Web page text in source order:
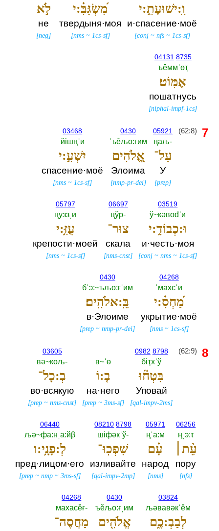
וִֽ:ישׁוּעָתִ֑:י
и·спасение·моё
[conj~ nfs~ 1cs-sf]
מִ֝שְׂגַּבִּ֗:י
твердыня·моя
[nms~ 1cs-sf]
לֹ֣א
не
[neg]
04131 8735
ъěммˈөҭ
אֶמּֽוֹט׃
пошатнусь
[niphal-impf-1cs]
(62:8)
05921
ңаљ-‎
עַל־
У
[prep]
0430
ˈъěљо:ғим
אֱ֭לֹהִים
Элоима
[nmp-pr-dei]
03468
йiшңˈи
יִשְׁעִ֣:י
спасение·моё
[nms ~1cs-sf]
03519
ў~кәвөđˈи
וּ:כְבוֹדִ֑:י
и·честь·моя
[conj ~nms ~1cs-sf]
06697
цўр-‎
צוּר־
скала
[nms-cnst]
05797
ңуззˌи
עֻזִּ֥:י
крепости·моей
[nms~ 1cs-sf]
04268
ˈмахсˈи
מַ֝חְסִ֗:י
укрытие·моё
[nms~ 1cs-sf]
0430
бˈэ:~ъљо:ғˈим
בֵּֽ:אלֹהִֽים׃
в·Элоиме
[prep ~nmp-pr-dei]
7
(62:9)
0982 8798
бiҭхˈў
בִּטְח֘וּ
Уповай
[qal-impv-2ms]
в~ˈө
ב֤:וֹ
на·него
[prep ~3ms-sf]
03605
вә~кољ-‎
בְ:כָל־
во·всякую
[prep ~nms-cnst]
06256
ңˌэ:τ
עֵ֨ת׀
пору
[nfs]
05971
ңˈа:м
עָ֗ם
народ
[nms]
08210 8798
шiфәкˈў-‎
שִׁפְכֽוּ־
изливайте
[qal-impv-2mp]
06440
љә~фа:нˌа:йβ
לְ:פָנָ֥י:ו
пред·лицом·его
[prep~ nmp~ 3ms-sf]
03824
љәвавәкˈěм
לְבַבְ:כֶ֑ם
0430
ъěљо:ғˌим
אֱלֹהִ֖ים
04268
махасěғ-‎
מַחֲסֶה־
8